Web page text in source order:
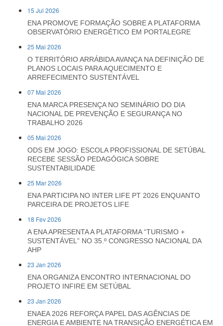
15 Jul 2026
ENA PROMOVE FORMAÇÃO SOBRE A PLATAFORMA
OBSERVATÓRIO ENERGÉTICO EM PORTALEGRE
25 Mai 2026
O TERRITÓRIO ARRÁBIDA AVANÇA NA DEFINIÇÃO DE
PLANOS LOCAIS PARA AQUECIMENTO E
ARREFECIMENTO SUSTENTÁVEL
07 Mai 2026
ENA MARCA PRESENÇA NO SEMINÁRIO DO DIA
NACIONAL DE PREVENÇÃO E SEGURANÇA NO
TRABALHO 2026
05 Mai 2026
ODS EM JOGO: ESCOLA PROFISSIONAL DE SETÚBAL
RECEBE SESSÃO PEDAGÓGICA SOBRE
SUSTENTABILIDADE
25 Mar 2026
ENA PARTICIPA NO INTER LIFE PT 2026 ENQUANTO
PARCEIRA DE PROJETOS LIFE
18 Fev 2026
A ENA APRESENTA A PLATAFORMA “TURISMO +
SUSTENTÁVEL” NO 35.º CONGRESSO NACIONAL DA
AHP
23 Jan 2026
ENA ORGANIZA ENCONTRO INTERNACIONAL DO
PROJETO INFIRE EM SETÚBAL
23 Jan 2026
ENAEA 2026 REFORÇA PAPEL DAS AGÊNCIAS DE
ENERGIA E AMBIENTE NA TRANSIÇÃO ENERGÉTICA EM